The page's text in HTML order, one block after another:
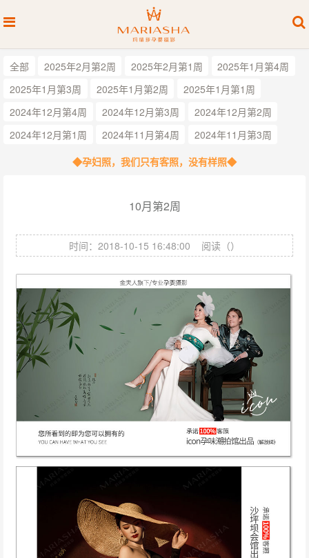
全部 2025年2月第2周 2025年2月第1周
2025年1月第4周
2025年1月第3周
2025年1月第2周
2025年1月第1周
2024年12月第4周
2024年12月第3周
2024年12月第2周
2024年12月第1周
2024年11月第4周
2024年11月第3周
◆孕妇照，我们只有客照，没有样照◆
10月第2周
时间：2018-10-15 16:48:00 阅读（）